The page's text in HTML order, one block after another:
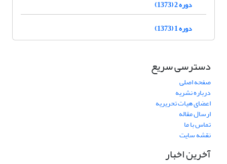
دوره 2 (1373)
دوره 1 (1373)
دسترسی سریع
صفحه اصلی
درباره نشریه
اعضای هیات تحریریه
ارسال مقاله
تماس با ما
نقشه سایت
آخرین اخبار